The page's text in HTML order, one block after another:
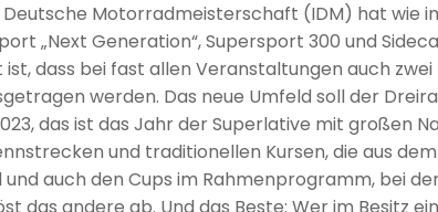
Motorradmeisterschaft (IDM) hat wie
„Next Generation“, Supersport 300 und
ist, dass bei fast allen Veranstaltungen auch zwei
werden. Das neue Umfeld soll der
das ist das Jahr der Superlative mit großen
und traditionellen Kursen, die aus
auch den Cups im Rahmenprogramm, bei